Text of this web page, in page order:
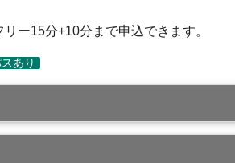
ー15分+10分まで申込できます。